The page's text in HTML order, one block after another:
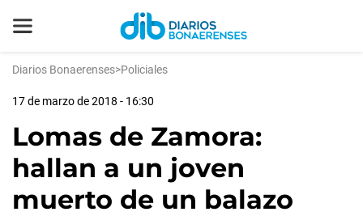
Diarios Bonaerenses>Policiales
17 de marzo de 2018 - 16:30
Lomas de Zamora:
hallan a un joven
muerto de un balazo